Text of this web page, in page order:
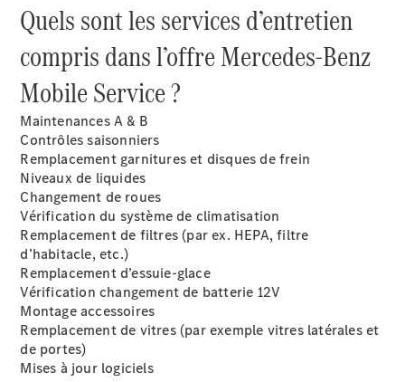
Berlines
Toutes les
Berlines
CLA
Nouveau Électrique
CLA Nouveau
Classe C
Berline
Classe
C
Berline
Nouveau Électrique
EQE
Berline
Électrique
EQS
Nouveau Électrique
Quels sont les services d’entretien
compris dans l’offre Mercedes-Benz
Mobile Service ?
Maintenances A & B
Contrôles saisonniers
Remplacement garnitures et disques de frein
Niveaux de liquides
Changement de roues
Vérification du système de climatisation
Remplacement de filtres (par ex. HEPA, filtre
d’habitacle, etc.)
Remplacement d’essuie-glace
Vérification changement de batterie 12V
Montage accessoires
Remplacement de vitres (par exemple vitres latérales et
de portes)
Mises à jour logiciels